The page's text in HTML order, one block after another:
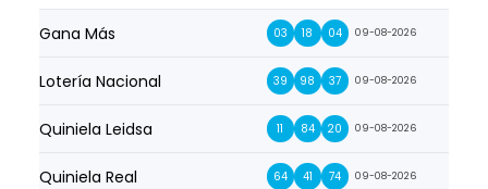
Gana Más 03 18 04 09-08-2026
Lotería Nacional 39 98 37 09-08-2026
Quiniela Leidsa 11 84 20 09-08-2026
Quiniela Real 64 41 74 09-08-2026